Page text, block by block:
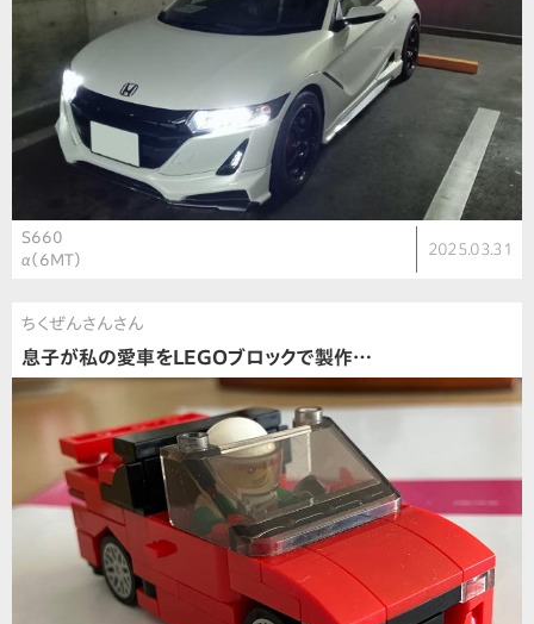
S660
α（6MT）
2025.03.31
ちくぜんさんさん
息子が私の愛車をLEGOブロックで製作…